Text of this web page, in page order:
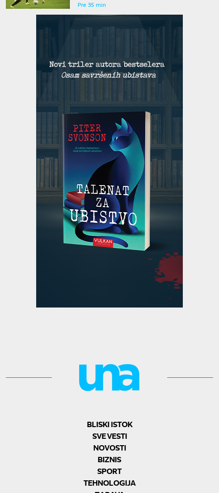
Pre 35 min
BLISKI ISTOK
SVE VESTI
NOVOSTI
BIZNIS
SPORT
TEHNOLOGIJA